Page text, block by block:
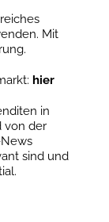
Mit
hier
in
von der
sind und